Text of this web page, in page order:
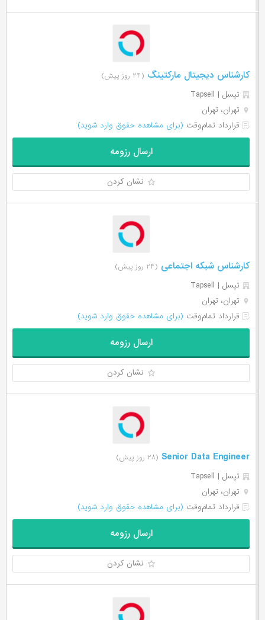
کارشناس دیجیتال مارکتینگ (۲۴ روز پیش)
تپسل | Tapsell
تهران، تهران
قرارداد تمام‌وقت (برای مشاهده حقوق وارد شوید)
ارسال رزومه
نشان کردن
کارشناس شبکه اجتماعی (۲۴ روز پیش)
تپسل | Tapsell
تهران، تهران
قرارداد تمام‌وقت (برای مشاهده حقوق وارد شوید)
ارسال رزومه
نشان کردن
Senior Data Engineer (۲۸ روز پیش)
تپسل | Tapsell
تهران، تهران
قرارداد تمام‌وقت (برای مشاهده حقوق وارد شوید)
ارسال رزومه
نشان کردن